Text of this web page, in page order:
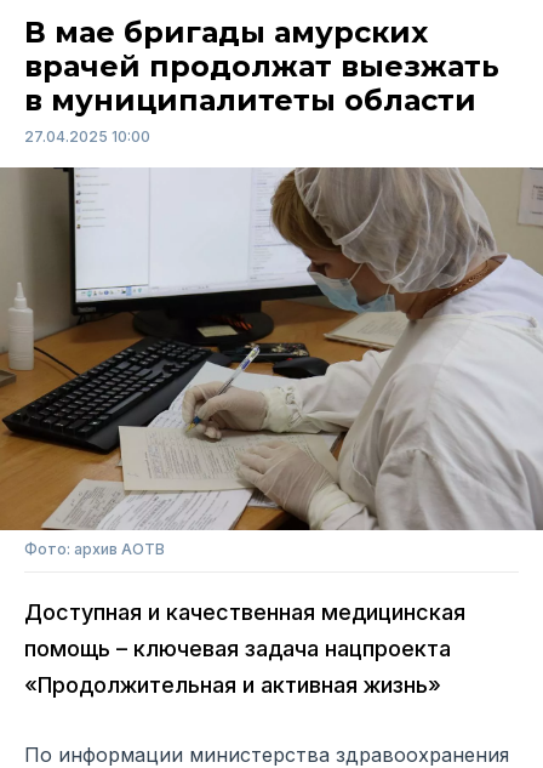
В мае бригады амурских
врачей продолжат выезжать
в муниципалитеты области
27.04.2025 10:00
Фото: архив АОТВ
Доступная и качественная медицинская
помощь – ключевая задача нацпроекта
«Продолжительная и активная жизнь»
По информации министерства здравоохранения